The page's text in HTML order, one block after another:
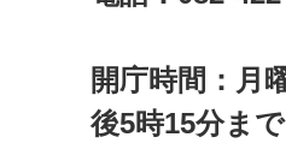
開庁時間：月
後5時15分まで